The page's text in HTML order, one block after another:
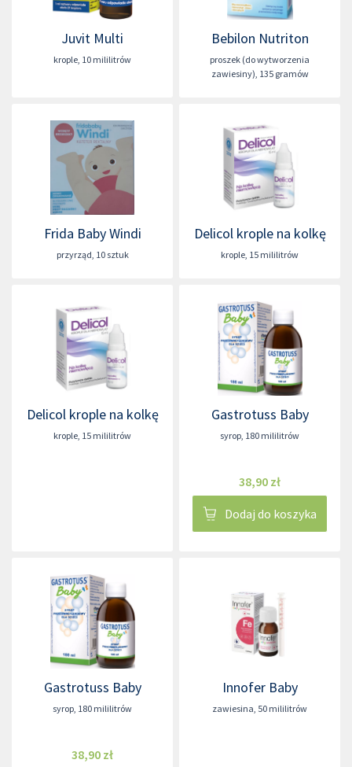
Juvit Multi
krople, 10 mililitrów
Bebilon Nutriton
proszek (do wytworzenia
zawiesiny), 135 gramów
Frida Baby Windi
przyrząd, 10 sztuk
Delicol krople na kolkę
krople, 15 mililitrów
Delicol krople na kolkę
krople, 15 mililitrów
Gastrotuss Baby
syrop, 180 mililitrów
38,90 zł
Dodaj do koszyka
Gastrotuss Baby
syrop, 180 mililitrów
38,90 zł
Innofer Baby
zawiesina, 50 mililitrów